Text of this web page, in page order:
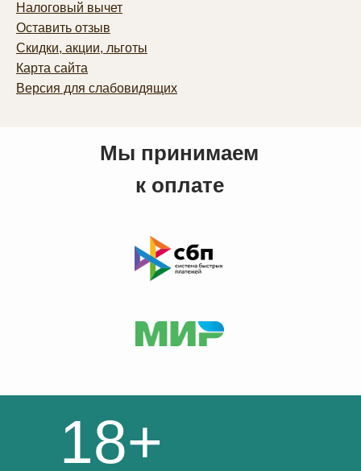
Налоговый вычет
Оставить отзыв
Скидки, акции, льготы
Карта сайта
Версия для слабовидящих
Мы принимаем
к оплате
18+